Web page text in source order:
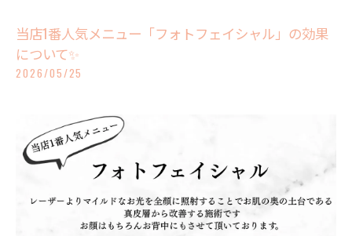
当店1番人気メニュー「フォトフェイシャル」の効果
について✨
2026/05/25